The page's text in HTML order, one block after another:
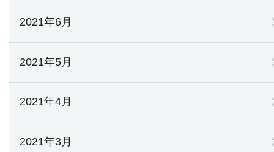
2021年6月
2021年5月
2021年4月
2021年3月